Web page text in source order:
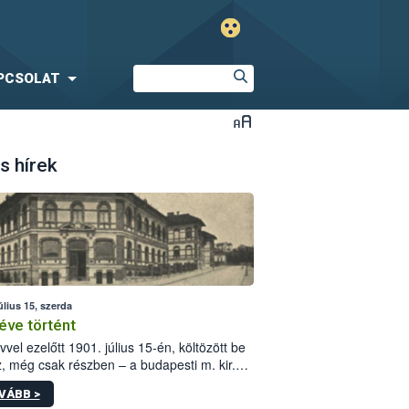
hírek
15, szerda
történt
ezelőtt 1901. július 15-én, költözött be
még csak részben – a budapesti m. kir.
állomás a Kis Rókus utca
alatti, Czigler Győző által tervezett új
>